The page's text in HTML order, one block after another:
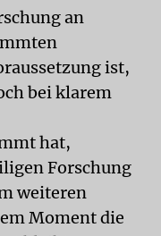
an
ist,
bei klarem
hat,
Forschung
weiteren
Moment die